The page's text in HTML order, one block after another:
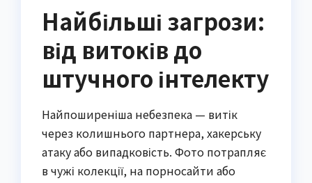
Найбільші загрози:
від витоків до
штучного інтелекту
Найпоширеніша небезпека — витік
через колишнього партнера, хакерську
атаку або випадковість. Фото потрапляє
в чужі колекції, на порносайти або